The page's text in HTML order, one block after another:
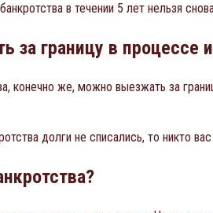
в течении 5 лет нельзя
за границу в процессе
конечно же, можно выезжать за
долги не списались, то никто